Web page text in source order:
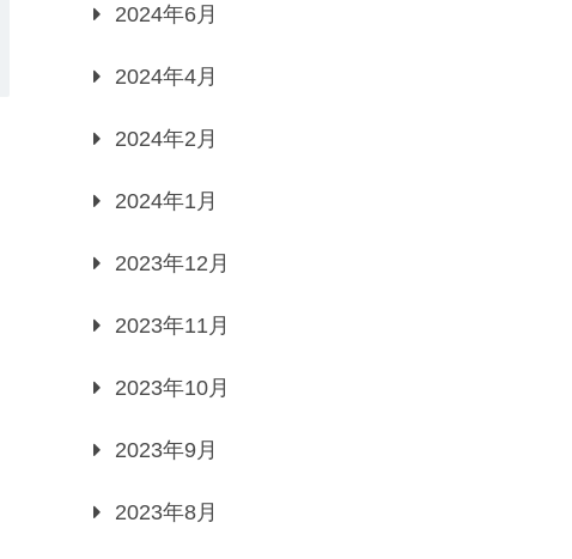
2024年6月
2024年4月
2024年2月
2024年1月
2023年12月
2023年11月
2023年10月
2023年9月
2023年8月